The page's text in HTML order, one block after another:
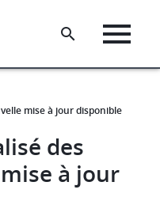
mise à jour disponible
des
à jour